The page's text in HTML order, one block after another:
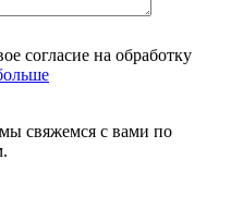
согласие на обработку
свяжемся с вами по